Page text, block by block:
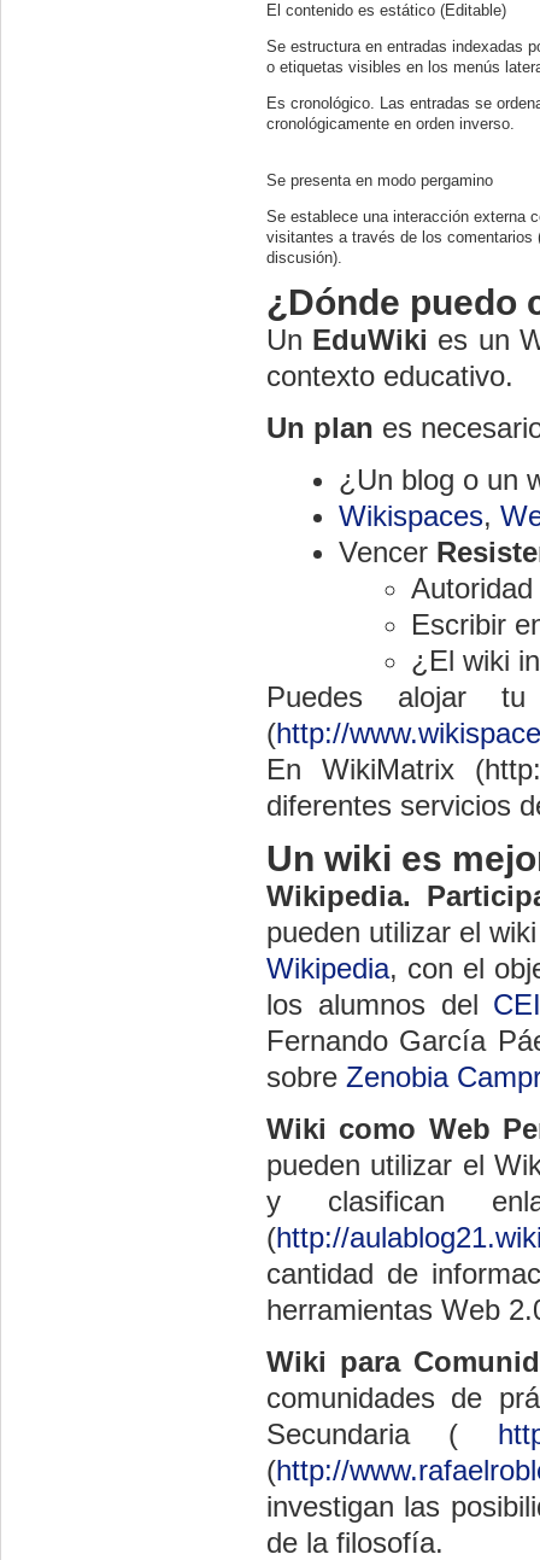
El contenido es estático (Editable)
Se estructura en entradas indexadas
o etiquetas visibles en los menús
Es cronológico. Las entradas se
cronológicamente en orden inverso.
Se presenta en modo pergamino
Se establece una interacción externa
visitantes a través de los comentarios
discusión).
¿Dónde puedo
Un EduWiki es un
contexto educativo.
Un plan es
¿Un blog o un
Wikispaces,
Vencer
Escribir
¿El wiki
Puedes alojar
(http://
En WikiMatrix
diferentes servicios
Un wiki es
Wikipedia.
pueden utilizar el
Wikipedia, con el
los alumnos del
Fernando García
sobre Zenobia
Wiki como Web
pueden utilizar el
y clasifican
(http://
cantidad de
herramientas Web
Wiki para
comunidades de
Secundaria (
(http://
investigan las
de la filosofía.